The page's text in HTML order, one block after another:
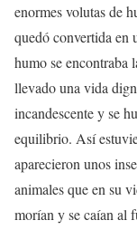
enormes volutas de
quedó convertida en
humo se encontraba
llevado una vida
incandescente y se
equilibrio. Así
aparecieron unos
animales que en su
morían y se caían al